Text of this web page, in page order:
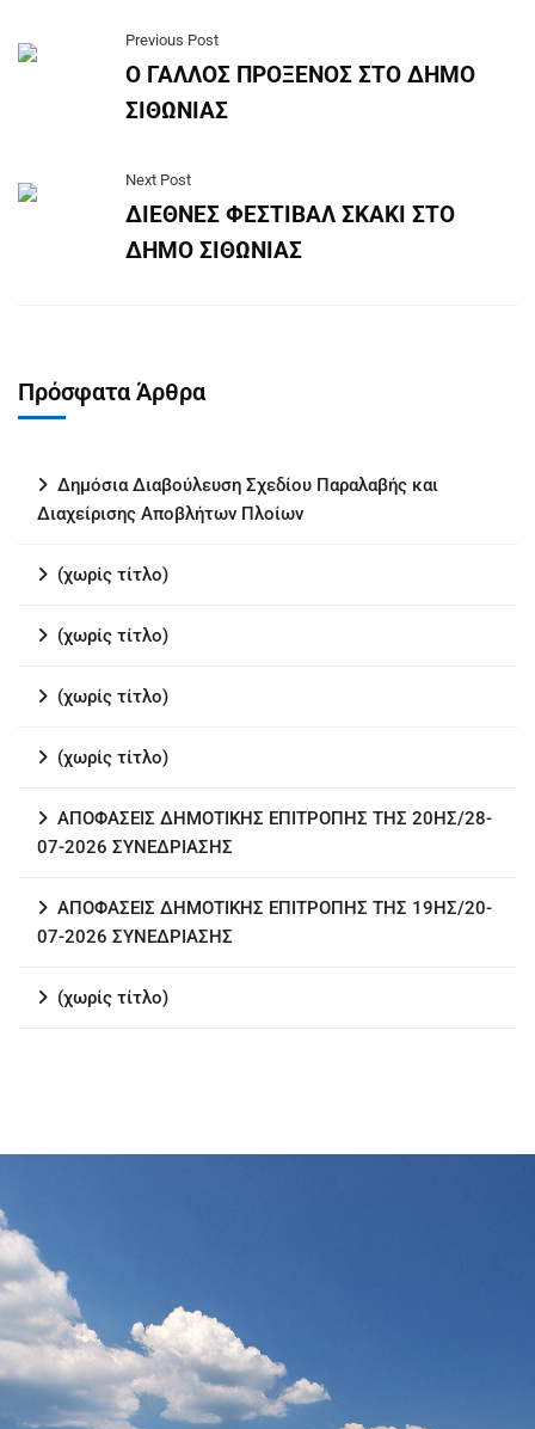
Previous Post
Ο ΓΑΛΛΟΣ ΠΡΟΞΕΝΟΣ ΣΤΟ ΔΗΜΟ
ΣΙΘΩΝΙΑΣ
Next Post
ΔΙΕΘΝΕΣ ΦΕΣΤΙΒΑΛ ΣΚΑΚΙ ΣΤΟ
ΔΗΜΟ ΣΙΘΩΝΙΑΣ
Πρόσφατα Άρθρα
Δημόσια Διαβούλευση Σχεδίου Παραλαβής και
Διαχείρισης Αποβλήτων Πλοίων
(χωρίς τίτλο)
(χωρίς τίτλο)
(χωρίς τίτλο)
(χωρίς τίτλο)
ΑΠΟΦΑΣΕΙΣ ΔΗΜΟΤΙΚΗΣ ΕΠΙΤΡΟΠΗΣ ΤΗΣ 20ΗΣ/28-
07-2026 ΣΥΝΕΔΡΙΑΣΗΣ
ΑΠΟΦΑΣΕΙΣ ΔΗΜΟΤΙΚΗΣ ΕΠΙΤΡΟΠΗΣ ΤΗΣ 19ΗΣ/20-
07-2026 ΣΥΝΕΔΡΙΑΣΗΣ
(χωρίς τίτλο)